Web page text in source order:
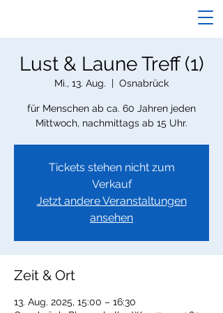
Lust & Laune Treff (1)
Mi., 13. Aug.
  |
Osnabrück
für Menschen ab ca. 60 Jahren jeden
Mittwoch, nachmittags ab 15 Uhr.
Tickets stehen nicht zum
Verkauf
Jetzt andere Veranstaltungen
ansehen
Zeit & Ort
13. Aug. 2025, 15:00 – 16:30